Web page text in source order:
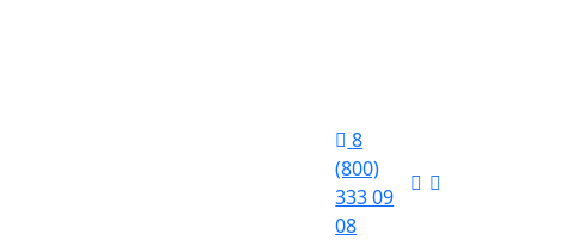
8
(800)
333 09
08